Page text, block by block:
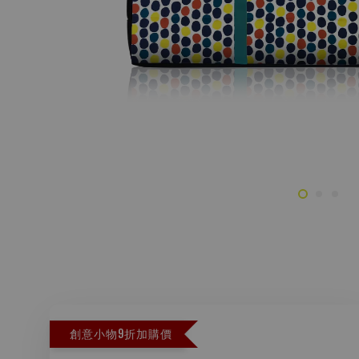
創意小物9折加購價